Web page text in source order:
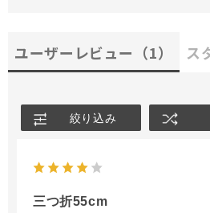
ユーザーレビュー （1） ス
絞り込み
三つ折55cm